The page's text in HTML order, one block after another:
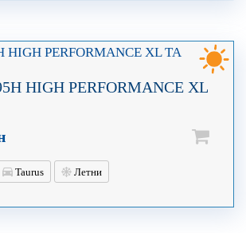
HIGH PERFORMANCE XL
Taurus Летни